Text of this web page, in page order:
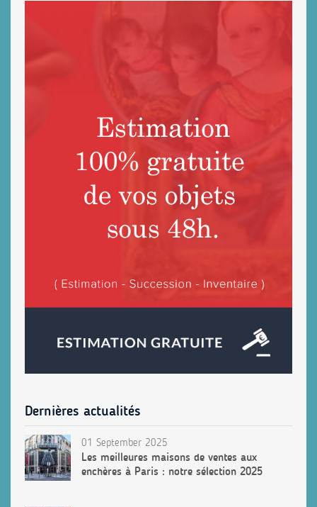
Dernières actualités
01 September 2025
Les meilleures maisons de ventes aux
enchères à Paris : notre sélection 2025